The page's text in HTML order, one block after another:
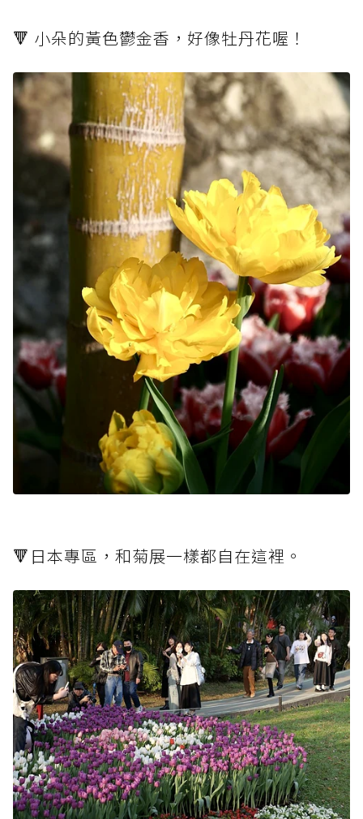
🔻 小朵的黃色鬱金香，好像牡丹花喔！
🔻日本專區，和菊展一樣都自在這裡。